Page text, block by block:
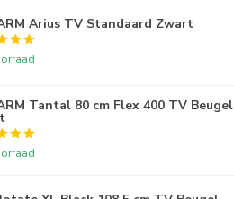
Arius TV Standaard Zwart
Tantal 80 cm Flex 400 TV Beugel